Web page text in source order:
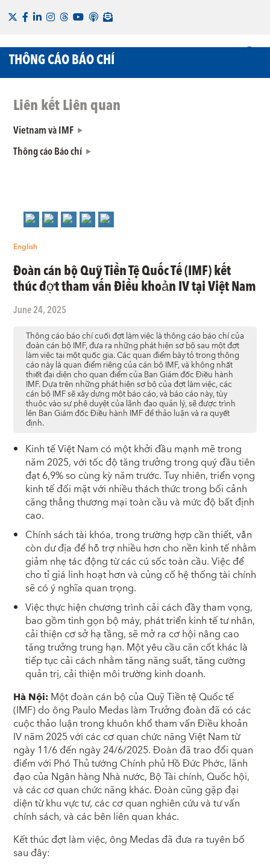
THÔNG CÁO BÁO CHÍ
Liên kết Liên quan
Vietnam và IMF
Thông cáo Báo chí
English
Đoàn cán bộ Quỹ Tiền Tệ Quốc Tế (IMF) kết
thúc đợt tham vấn Điều khoản IV tại Việt Nam
June 24, 2025
Thông cáo báo chí cuối đợt làm việc là thông cáo báo chí của
đoàn cán bộ IMF, đưa ra những phát hiện sơ bộ sau một đợt
làm việc tại một quốc gia. Các quan điểm bày tỏ trong thông
cáo này là quan điểm riêng của cán bộ IMF, và không nhất
thiết đại diện cho quan điểm của Ban Giám đốc Điều hành
IMF. Dựa trên những phát hiện sơ bộ của đợt làm việc, các
cán bộ IMF sẽ xây dựng một báo cáo, và báo cáo này, tùy
thuộc vào sự phê duyệt của lãnh đạo quản lý, sẽ được trình
lên Ban Giám đốc Điều hành IMF để thảo luận và ra quyết
định.
Kinh tế Việt Nam có một khởi đầu mạnh mẽ trong
năm 2025, với tốc độ tăng trưởng trong quý đầu tiên
đạt 6,9% so cùng kỳ năm trước. Tuy nhiên, triển vọng
kinh tế đối mặt với nhiều thách thức trong bối cảnh
căng thẳng thương mại toàn cầu và mức độ bất định
cao.
Chính sách tài khóa, trong trường hợp cần thiết, vẫn
còn dư địa để hỗ trợ nhiều hơn cho nền kinh tế nhằm
giảm nhẹ tác động từ các cú sốc toàn cầu. Việc để
cho tỉ giá linh hoạt hơn và củng cố hệ thống tài chính
sẽ có ý nghĩa quan trọng.
Việc thực hiện chương trình cải cách đầy tham vọng,
bao gồm tinh gọn bộ máy, phát triển kinh tế tư nhân,
cải thiện cơ sở hạ tầng, sẽ mở ra cơ hội nâng cao
tăng trưởng trung hạn. Một yêu cầu căn cốt khác là
tiếp tục cải cách nhằm tăng năng suất, tăng cường
quản trị, cải thiện môi trường kinh doanh.
Hà Nội:Một đoàn cán bộ của Quỹ Tiền tệ Quốc tế
(IMF) do ông Paulo Medas làm Trưởng đoàn đã có các
cuộc thảo luận trong khuôn khổ tham vấn Điều khoản
IV năm 2025 với các cơ quan chức năng Việt Nam từ
ngày 11/6 đến ngày 24/6/2025. Đoàn đã trao đổi quan
điểm với Phó Thủ tướng Chính phủ Hồ Đức Phớc, lãnh
đạo của Ngân hàng Nhà nước, Bộ Tài chính, Quốc hội,
và các cơ quan chức năng khác. Đoàn cũng gặp đại
diện từ khu vực tư, các cơ quan nghiên cứu và tư vấn
chính sách, và các bên liên quan khác.
Kết thúc đợt làm việc, ông Medas đã đưa ra tuyên bố
sau đây: